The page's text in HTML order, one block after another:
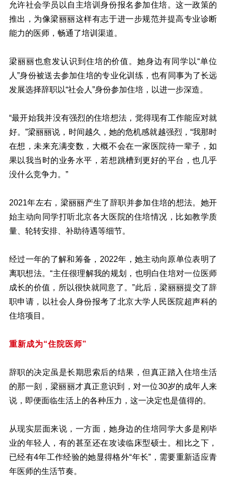
允许社会学员以自主培训身份报名参加住培。这一政策的
推出，为像梁丽丽这样有志于进一步规范并提高专业诊断
能力的医师，畅通了培训渠道。
梁丽丽也愈发认识到住培的价值。她身边有同学以“单位
人”身份被送去参加住培的专业化训练，也有同事为了长远
发展选择辞职以“社会人”身份参加住培，以进一步深造。
“最开始我并没有强烈的住培想法，觉得现有工作能应对就
好。”梁丽丽说，时间越久，她的危机感就越强烈，“我那时
在想，未来充满变数，大概不会在一家医院待一辈子，如
果以我当时的业务水平，若想跳槽到更好的平台，也几乎
没什么竞争力。”
2021年左右，梁丽丽产生了辞职并参加住培的想法。她开
始主动向同学打听北京各大医院的住培情况，比如教学质
量、轮转安排、补助待遇等细节。
经过一年的了解和筹备，2022年，她主动向原单位表明了
离职想法。“主任很理解我的规划，也明白住培对一位医师
成长的价值，所以很快就同意了。”此后，梁丽丽提交了辞
职申请，以社会人身份报考了北京大学人民医院超声科的
住培项目。
重新成为“住院医师”
辞职的决定虽是长期思索后的结果，但真正踏入住培生活
的那一刻，梁丽丽才真正意识到，对一位30岁的成年人来
说，即便面临生活上的各种压力，这一决定也是值得的。
从现实层面来说，一方面，她身边的住培同学大多是刚毕
业的年轻人，有的甚至还在攻读临床型硕士。相比之下，
已经有4年工作经验的她显得格外“年长”，需要重新适应青
年医师的生活节奏。